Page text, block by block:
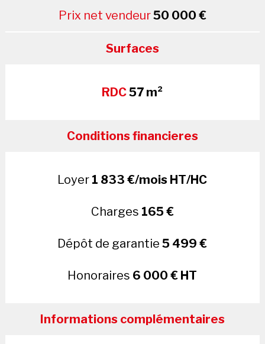
Prix net vendeur50 000 €
Surfaces
RDC57 m²
Conditions financieres
Loyer 1 833 €/mois HT/HC
Charges 165 €
Dépôt de garantie5 499 €
Honoraires 6 000 € HT
Informations complémentaires